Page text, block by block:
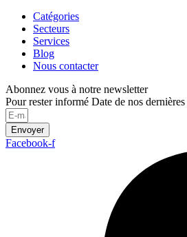
Catégories
Secteurs
Services
Blog
Nous contacter
Abonnez vous à notre newsletter
Pour rester informé Date de nos
Envoyer
Facebook-f